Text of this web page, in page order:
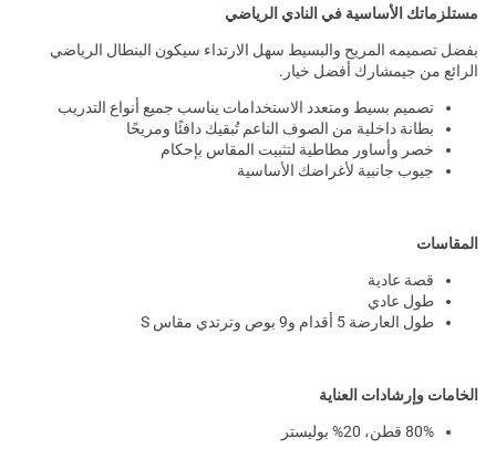
مستلزماتك الأساسية في النادي الرياضي
بفضل تصميمه المريح والبسيط سهل الارتداء سيكون البنطال الرياضي
الرائع من جيمشارك أفضل خيار.
تصميم بسيط ومتعدد الاستخدامات يناسب جميع أنواع التدريب
بطانة داخلية من الصوف الناعم تُبقيك دافئًا ومريحًا
خصر وأساور مطاطية لتثبيت المقاس بإحكام
جيوب جانبية لأغراضك الأساسية
المقاسات
قصة عادية
طول عادي
طول العارضة 5 أقدام و9 بوص وترتدي مقاس S
الخامات وإرشادات العناية
80% قطن، 20% بوليستر